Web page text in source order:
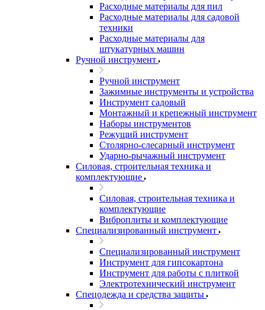
Расходные материалы для пил
Расходные материалы для садовой
техники
Расходные материалы для
штукатурных машин
Ручной инструмент
Ручной инструмент
Зажимные инструменты и устройства
Инструмент садовый
Монтажный и крепежный инструмент
Наборы инструментов
Режущий инструмент
Столярно-слесарный инструмент
Ударно-рычажный инструмент
Силовая, строительная техника и
комплектующие
Силовая, строительная техника и
комплектующие
Виброплиты и комплектующие
Специализированный инструмент
Специализированный инструмент
Инструмент для гипсокартона
Инструмент для работы с плиткой
Электротехнический инструмент
Спецодежда и средства защиты